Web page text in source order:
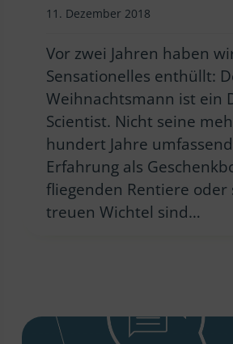
11. Dezember 2018
Vor zwei Jahren haben
Sensationelles enthüllt:
Weihnachtsmann ist ein
Scientist. Nicht seine
hundert Jahre
Erfahrung als
fliegenden Rentiere oder
treuen Wichtel sind…